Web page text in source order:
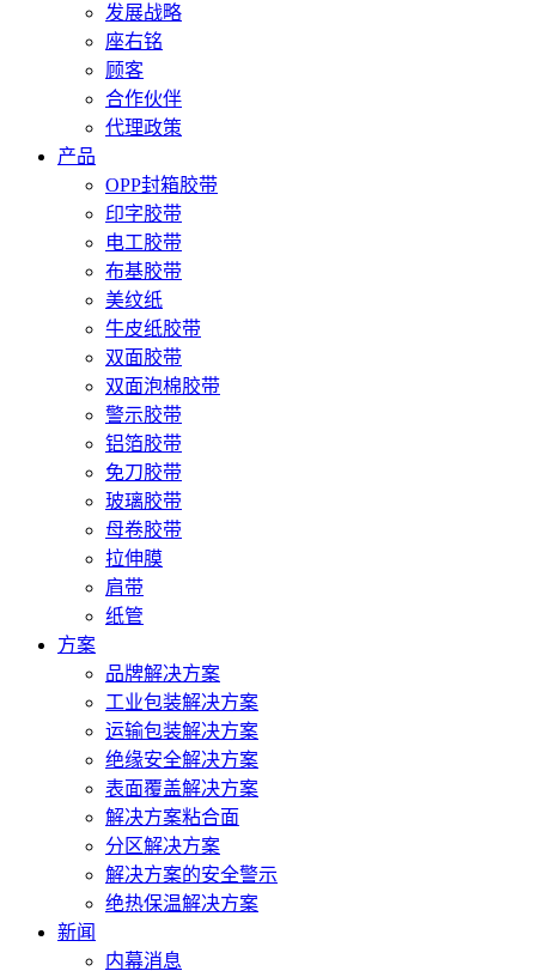
发展战略
座右铭
顾客
合作伙伴
代理政策
产品
OPP封箱胶带
印字胶带
电工胶带
布基胶带
美纹纸
牛皮纸胶带
双面胶带
双面泡棉胶带
警示胶带
铝箔胶带
免刀胶带
玻璃胶带
母卷胶带
拉伸膜
肩带
纸管
方案
品牌解决方案
工业包装解决方案
运输包装解决方案
绝缘安全解决方案
表面覆盖解决方案
解决方案粘合面
分区解决方案
解决方案的安全警示
绝热保温解决方案
新闻
内幕消息